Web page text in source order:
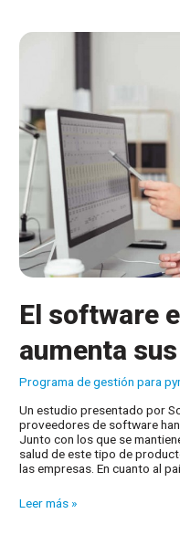
El software
aumenta
Programa de gestión para
Un estudio presentado por
proveedores de software
Junto con los que se
salud de este tipo de
las empresas. En cuanto al
El
Leer más »